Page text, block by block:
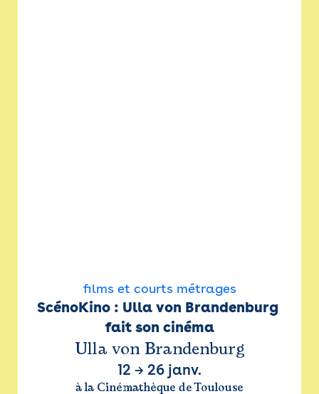
films et courts métrages
ScénoKino : Ulla von Brandenburg
fait son cinéma
Ulla von Brandenburg
12 → 26 janv.
à la Cinémathèque de Toulouse